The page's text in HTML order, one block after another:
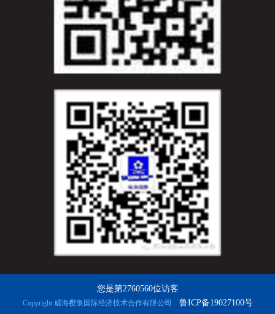
您是第2760560位访客
Copyright 威海樱泉国际经济技术合作有限公司 鲁ICP备19027100号